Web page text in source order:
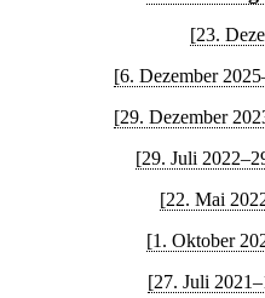
[23.
[6. Dezember
[29. Dezember
[29. Juli
[22. Mai
[1. Oktober
[27. Juli